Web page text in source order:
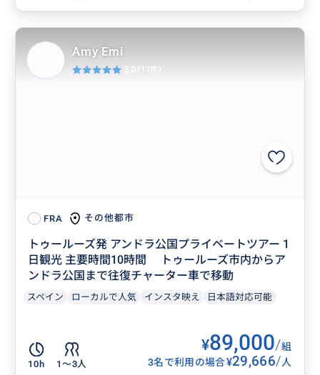
FRA その他都市
トゥールーズ発 アンドラ公国プライベートツアー 1
日観光 主要時間10時間 トゥールーズ市内からア
ンドラ公国まで往復チャーター車で移動
スペイン ローカルで人気 インスタ映え 日本語対応可能
10h 1〜3人
¥89,000/組
3名で利用の場合¥29,666/人
Amy Emi
5.0 (17件)